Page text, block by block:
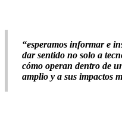
“esperamos informar e
dar sentido no solo a
cómo operan dentro de
amplio y a sus impactos